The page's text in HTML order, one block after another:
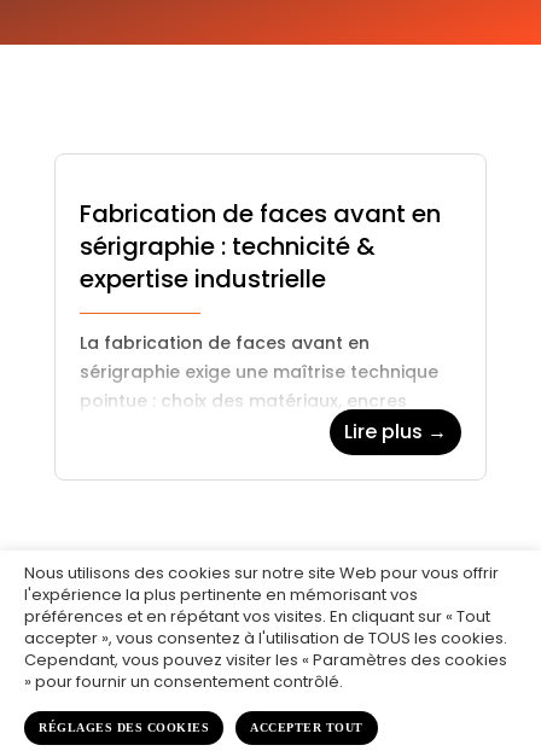
Fabrication de faces avant en
sérigraphie : technicité &
expertise industrielle
La fabrication de faces avant en
sérigraphie exige une maîtrise technique
pointue : choix des matériaux, encres
adaptées, précision des tracés, résistance
mécanique… Découvrez les bonnes
pratiques qui garantissent des…
Lire plus →
© 2019 ASTI SÉRIGRAPHIE |MENTIONS LÉGALES/POLITIQUE DE
CONFIDENTIALITÉ
Nous utilisons des cookies sur notre site Web pour vous offrir
l'expérience la plus pertinente en mémorisant vos
préférences et en répétant vos visites. En cliquant sur « Tout
accepter », vous consentez à l'utilisation de TOUS les cookies.
Cependant, vous pouvez visiter les « Paramètres des cookies
» pour fournir un consentement contrôlé.
RÉGLAGES DES COOKIES ACCEPTER TOUT